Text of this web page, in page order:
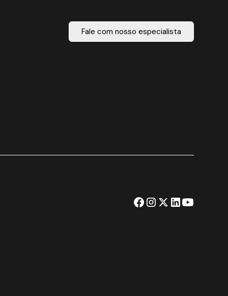
Fale com nosso especialista